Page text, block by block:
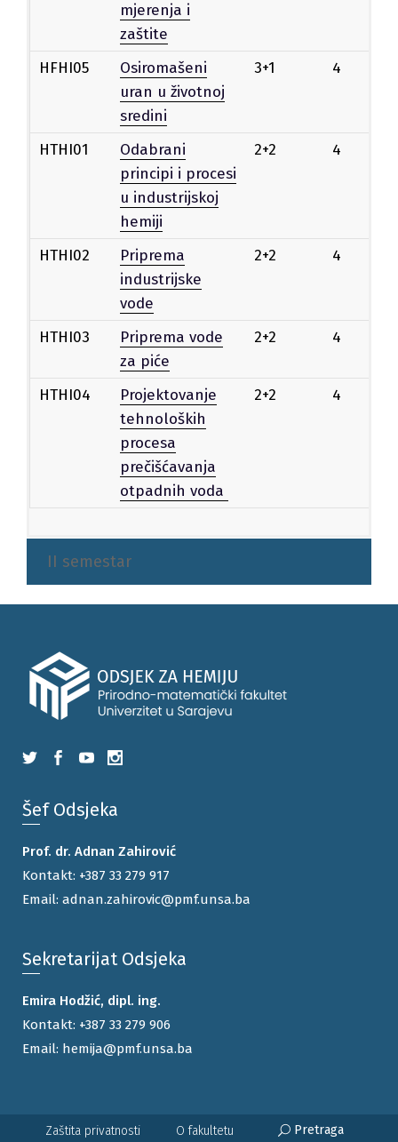
mjerenja i
zaštite
HFHI05
Osiromašeni
uran u životnoj
sredini
3+1 4
HTHI01
Odabrani
principi i procesi
u industrijskoj
hemiji
2+2 4
HTHI02
Priprema
industrijske
vode
2+2 4
HTHI03
Priprema vode
za piće
2+2 4
HTHI04
Projektovanje
tehnoloških
procesa
prečišćavanja
otpadnih voda
2+2 4
II semestar
Šef Odsjeka
Prof. dr. Adnan Zahirović
Kontakt: +387 33 279 917
Email: adnan.zahirovic@pmf.unsa.ba
Sekretarijat Odsjeka
Emira Hodžić, dipl. ing.
Kontakt: +387 33 279 906
Email: hemija@pmf.unsa.ba
Zaštita privatnosti O fakultetu Pretraga